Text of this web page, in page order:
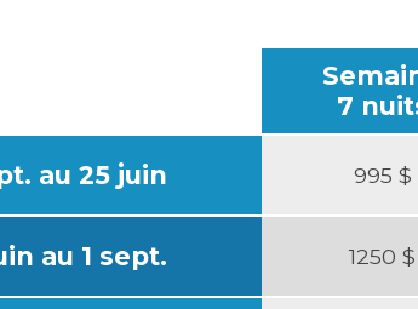
7
au 25 juin 995 $
au 1 sept. 1250 $